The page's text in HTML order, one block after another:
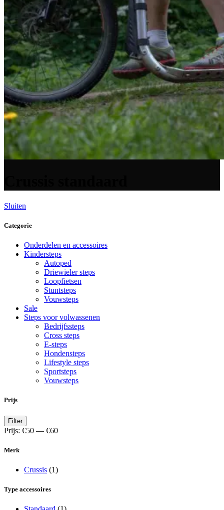
Sluiten
Categorie
Onderdelen en accessoires
Kindersteps
Autoped
Driewieler steps
Loopfietsen
Stuntsteps
Vouwsteps
Sale
Steps voor volwassenen
Bedrijfssteps
Cross steps
E-steps
Hondensteps
Lifestyle steps
Sportsteps
Vouwsteps
Prijs
Min.
prijs
Max.
prijs
Filter
Prijs: €50 — €60
Merk
Crussis (1)
Type accessoires